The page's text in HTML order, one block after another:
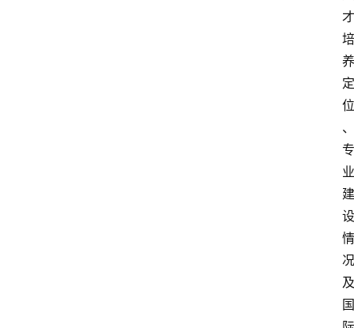
才
培
养
定
位
、
专
业
建
设
情
况
及
国